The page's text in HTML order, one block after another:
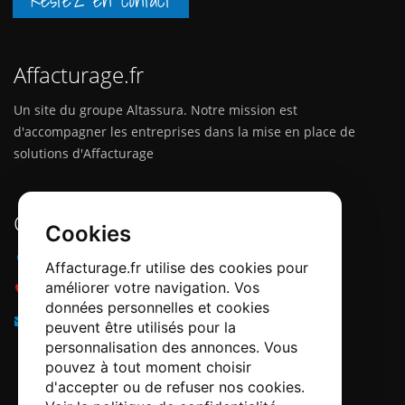
Cookies
Affacturage.fr utilise des cookies pour
améliorer votre navigation. Vos
données personnelles et cookies
peuvent être utilisés pour la
personnalisation des annonces. Vous
pouvez à tout moment choisir
d'accepter ou de refuser nos cookies.
Affacturage.fr
Un site du groupe Altassura. Notre mission est
d'accompagner les entreprises dans la mise en place de
solutions d'Affacturage
Contactez-nous
Adresse :
12 Quai Papacino, 06300 Nice
Téléphone :0184218540
info@affacturage.fr